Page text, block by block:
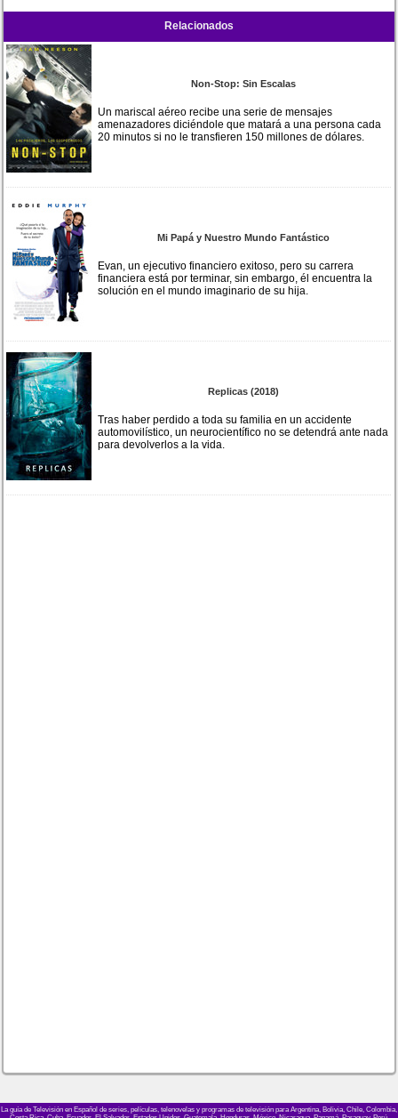
Relacionados
Non-Stop: Sin Escalas
Un mariscal aéreo recibe una serie de mensajes
amenazadores diciéndole que matará a una persona cada
20 minutos si no le transfieren 150 millones de dólares.
Mi Papá y Nuestro Mundo Fantástico
Evan, un ejecutivo financiero exitoso, pero su carrera
financiera está por terminar, sin embargo, él encuentra la
solución en el mundo imaginario de su hija.
Replicas (2018)
Tras haber perdido a toda su familia en un accidente
automovilístico, un neurocientífico no se detendrá ante nada
para devolverlos a la vida.
La guía de Televisión en Español de series, películas, telenovelas y programas de televisión para Argentina, Bolivia, Chile, Colombia,